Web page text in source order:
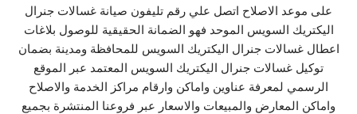
على موعد الاصلاح اتصل علي رقم تليفون صيانة غسالات جنرال
اليكتريك السويس الموحد فهو الضمانة الحقيقية للوصول بلاغات
اعطال غسالات جنرال اليكتريك السويس للمحافظة ومدينة بضمان
توكيل غسالات جنرال اليكتريك السويس المعتمد عبر الموقع
الرسمي لمعرفة عناوين واماكن وارقام مراكز الخدمة والاصلاح
واماكن المعارض والمبيعات والاسعار عبر فروعنا المنتشرة بجميع